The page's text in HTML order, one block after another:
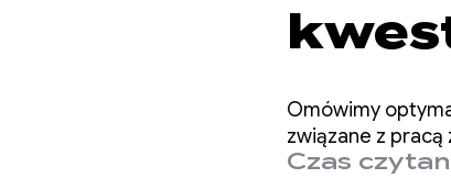
Omówimy
związane z pracą
Czas